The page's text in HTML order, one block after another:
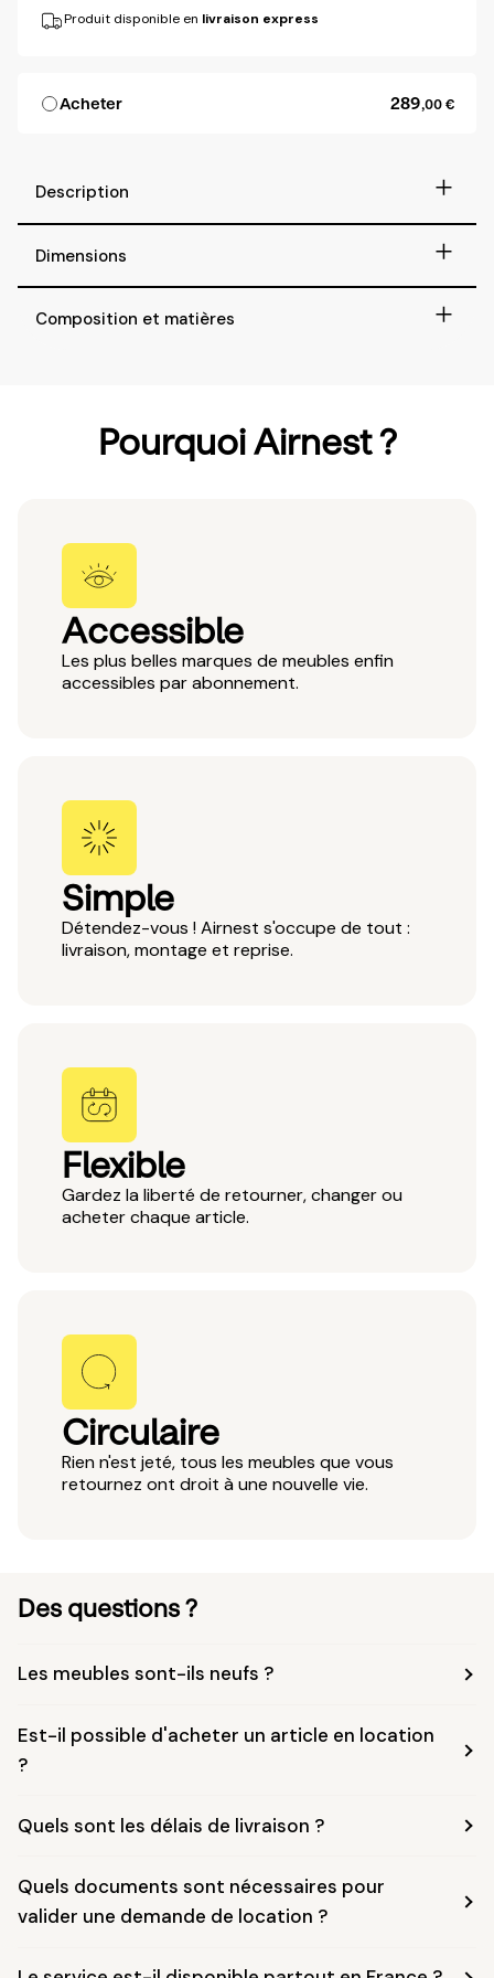
Produit disponible en livraison express
Acheter 289,00 €
Description +
Dimensions +
Composition et matières +
Pourquoi Airnest ?
Accessible
Les plus belles marques de meubles enfin
accessibles par abonnement.
Simple
Détendez-vous ! Airnest s'occupe de tout :
livraison, montage et reprise.
Flexible
Gardez la liberté de retourner, changer ou
acheter chaque article.
Circulaire
Rien n'est jeté, tous les meubles que vous
retournez ont droit à une nouvelle vie.
Des questions ?
Les meubles sont-ils neufs ?
Est-il possible d'acheter un article en location
?
Quels sont les délais de livraison ?
Quels documents sont nécessaires pour
valider une demande de location ?